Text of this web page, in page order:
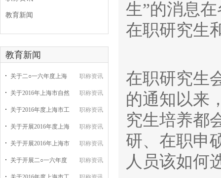
教育新闻
教育新闻
关于二○一六年度上海 职称资讯
关于2016年上海市自然 职称资讯
关于2016年度上海市工 职称资讯
关于开展2016年度上海 职称资讯
关于开展2016年上海市 职称资讯
关于开展二○一六年度 职称资讯
生”的消息
在职研究生
在职研究生
的通知以来
究生培养都
研、在职申
人员该如何